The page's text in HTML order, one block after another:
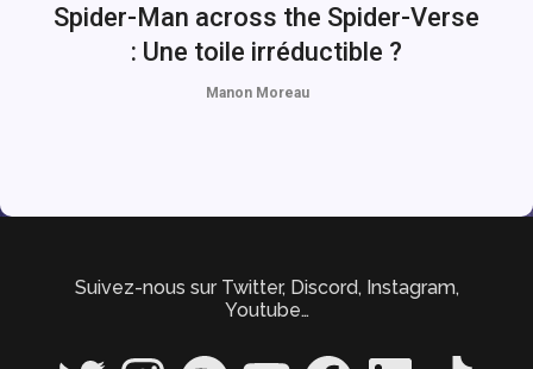
Spider-Man across the Spider-Verse
: Une toile irréductible ?
Manon Moreau
Suivez-nous sur Twitter, Discord, Instagram,
Youtube…
Twitter InstagramSpotify YouTube FacebookLinkedIn TikTok